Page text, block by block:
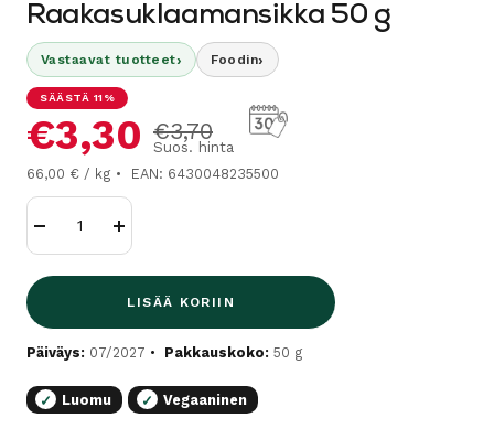
Raakasuklaamansikka 50 g
Vastaavat tuotteet› Foodin›
SÄÄSTÄ 11%
Alennushinta
€3,30 Normaalihinta
€3,70
Suos. hinta
66,00 € / kg EAN: 6430048235500
Lisää
LISÄÄ KORIIN
Päiväys: 07/2027 Pakkauskoko: 50 g
✓ Luomu ✓ Vegaaninen